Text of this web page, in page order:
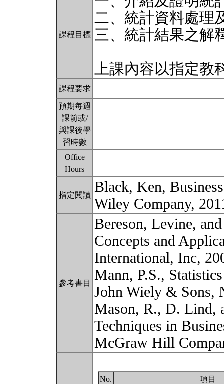
課程目標
二、統計資料處理
三、統計結果之解
上課內容以指定教
課程要求
預期每週
課前或/
與課後學
習時數
Office
Hours
指定閱讀 Black, Ken,
Wiley Company,
參考書目
Bereson, Levine,
Concepts and
International, Inc,
Mann, P.S.,
John Wiely & Sons,
Mason, R., D. Lind,
Techniques in
McGraw Hill
No.
項目